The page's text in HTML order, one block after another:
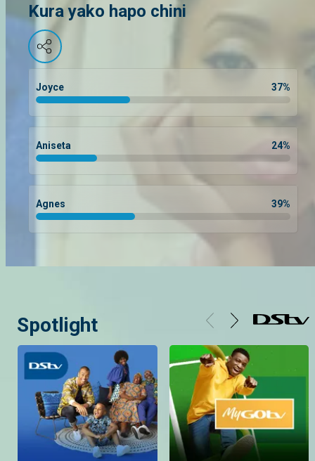
Kura yako hapo chini
Joyce 37%
Aniseta 24%
Agnes 39%
Spotlight